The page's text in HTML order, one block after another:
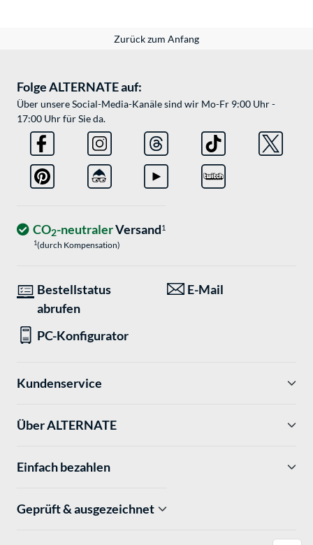
Zurück zum Anfang
Folge ALTERNATE auf:
Über unsere Social-Media-Kanäle sind wir Mo-Fr 9:00 Uhr -
17:00 Uhr für Sie da.
CO2-neutralerVersand1
1(durch Kompensation)
Bestellstatus
abrufen
E-Mail
PC-Konfigurator
Kundenservice
Über ALTERNATE
Einfach bezahlen
Geprüft & ausgezeichnet